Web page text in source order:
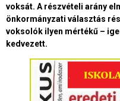
voksát. A részvételi arány
önkormányzati választás
voksolók ilyen mértékű –
kedvezett.